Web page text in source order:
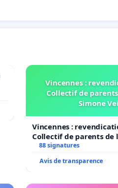
Vincennes :
Collectif de parents
Simone
Vincennes :
Collectif de parents de
Veil
88 signatures
Avis de transparence